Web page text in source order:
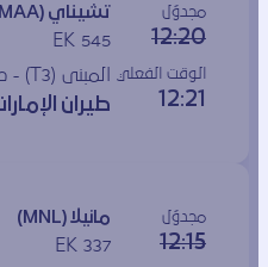
مجدوَل
12:20
تشيناي (MAA)
EK 545
الوقت الفعلي
12:21
المبنى (T3) - حزام الأمتعة (12)
طيران الإمارات
مجدوَل
12:15
مانيلا (MNL)
EK 337